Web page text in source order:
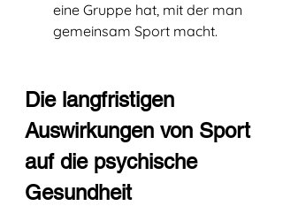
eine Gruppe hat, mit der man
gemeinsam Sport macht.
Die langfristigen
Auswirkungen von Sport
auf die psychische
Gesundheit